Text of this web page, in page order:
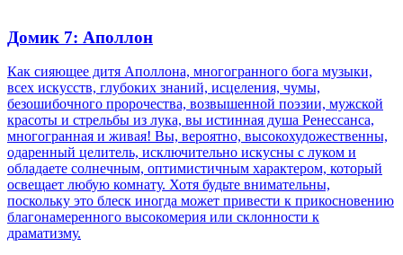
Домик 7: Аполлон
Как сияющее дитя Аполлона, многогранного бога музыки,
всех искусств, глубоких знаний, исцеления, чумы,
безошибочного пророчества, возвышенной поэзии, мужской
красоты и стрельбы из лука, вы истинная душа Ренессанса,
многогранная и живая! Вы, вероятно, высокохудожественны,
одаренный целитель, исключительно искусны с луком и
обладаете солнечным, оптимистичным характером, который
освещает любую комнату. Хотя будьте внимательны,
поскольку это блеск иногда может привести к прикосновению
благонамеренного высокомерия или склонности к
драматизму.